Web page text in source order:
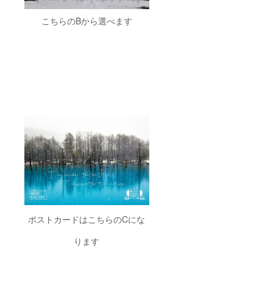
こちらのBから選べます
ポストカードはこちらのCにな
ります